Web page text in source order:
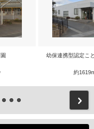
幼保連携型認定こ
約